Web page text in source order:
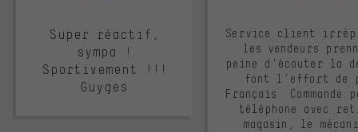
Super réactif,
sympa !
Sportivement !!!
Guyges
Service client
les vendeurs
peine d'écouter la
font l'effort de
Français. Commande
téléphone avec
magasin, le